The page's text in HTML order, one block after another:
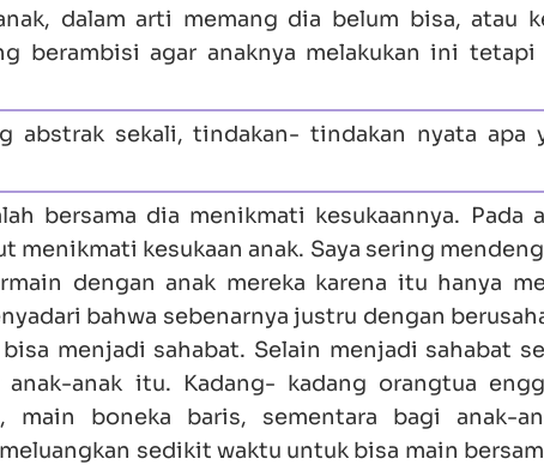
dalam arti memang dia belum bisa, atau
berambisi agar anaknya melakukan ini tetapi
abstrak sekali, tindakan- tindakan nyata apa
bersama dia menikmati kesukaannya. Pada
menikmati kesukaan anak. Saya sering
dengan anak mereka karena itu hanya
bahwa sebenarnya justru dengan
menjadi sahabat. Selain menjadi sahabat
anak itu. Kadang- kadang orangtua
main boneka baris, sementara bagi anak-
sedikit waktu untuk bisa main